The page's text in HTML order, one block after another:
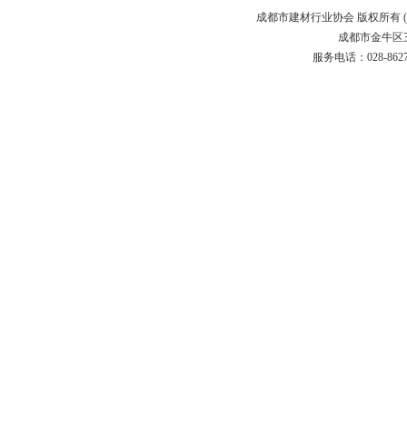
成都市建材行业协会 版权所有
成都市金牛区
服务电话：028-